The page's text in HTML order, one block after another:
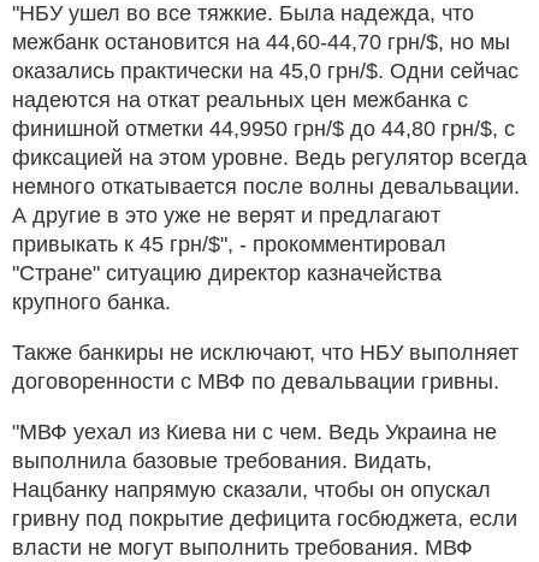
"НБУ ушел во все тяжкие. Была надежда, что
межбанк остановится на 44,60-44,70 грн/$, но мы
оказались практически на 45,0 грн/$. Одни сейчас
надеются на откат реальных цен межбанка с
финишной отметки 44,9950 грн/$ до 44,80 грн/$, с
фиксацией на этом уровне. Ведь регулятор всегда
немного откатывается после волны девальвации.
А другие в это уже не верят и предлагают
привыкать к 45 грн/$", - прокомментировал
"Стране" ситуацию директор казначейства
крупного банка.
Также банкиры не исключают, что НБУ выполняет
договоренности с МВФ по девальвации гривны.
"МВФ уехал из Киева ни с чем. Ведь Украина не
выполнила базовые требования. Видать,
Нацбанку напрямую сказали, чтобы он опускал
гривну под покрытие дефицита госбюджета, если
власти не могут выполнить требования. МВФ